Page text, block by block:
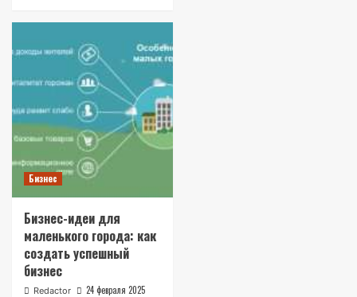
Бизнес
Бизнес-идеи для
маленького города: как
создать успешный
бизнес
Redactor 24 февраля 2025